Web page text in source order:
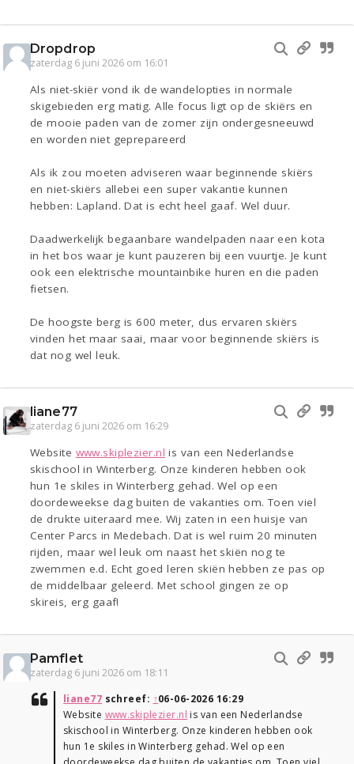
Dropdrop
zaterdag 6 juni 2026 om 16:01
Als niet-skiër vond ik de wandelopties in normale
skigebieden erg matig. Alle focus ligt op de skiërs en
de mooie paden van de zomer zijn ondergesneeuwd
en worden niet geprepareerd
Als ik zou moeten adviseren waar beginnende skiërs
en niet-skiërs allebei een super vakantie kunnen
hebben: Lapland. Dat is echt heel gaaf. Wel duur.
Daadwerkelijk begaanbare wandelpaden naar een kota
in het bos waar je kunt pauzeren bij een vuurtje. Je kunt
ook een elektrische mountainbike huren en die paden
fietsen.
De hoogste berg is 600 meter, dus ervaren skiërs
vinden het maar saai, maar voor beginnende skiërs is
dat nog wel leuk.
liane77
zaterdag 6 juni 2026 om 16:29
Website www.skiplezier.nl is van een Nederlandse
skischool in Winterberg. Onze kinderen hebben ook
hun 1e skiles in Winterberg gehad. Wel op een
doordeweekse dag buiten de vakanties om. Toen viel
de drukte uiteraard mee. Wij zaten in een huisje van
Center Parcs in Medebach. Dat is wel ruim 20 minuten
rijden, maar wel leuk om naast het skiën nog te
zwemmen e.d. Echt goed leren skiën hebben ze pas op
de middelbaar geleerd. Met school gingen ze op
skireis, erg gaaf!
Pamflet
zaterdag 6 juni 2026 om 18:11
liane77 schreef: ↑06-06-2026 16:29
Website www.skiplezier.nl is van een Nederlandse
skischool in Winterberg. Onze kinderen hebben ook
hun 1e skiles in Winterberg gehad. Wel op een